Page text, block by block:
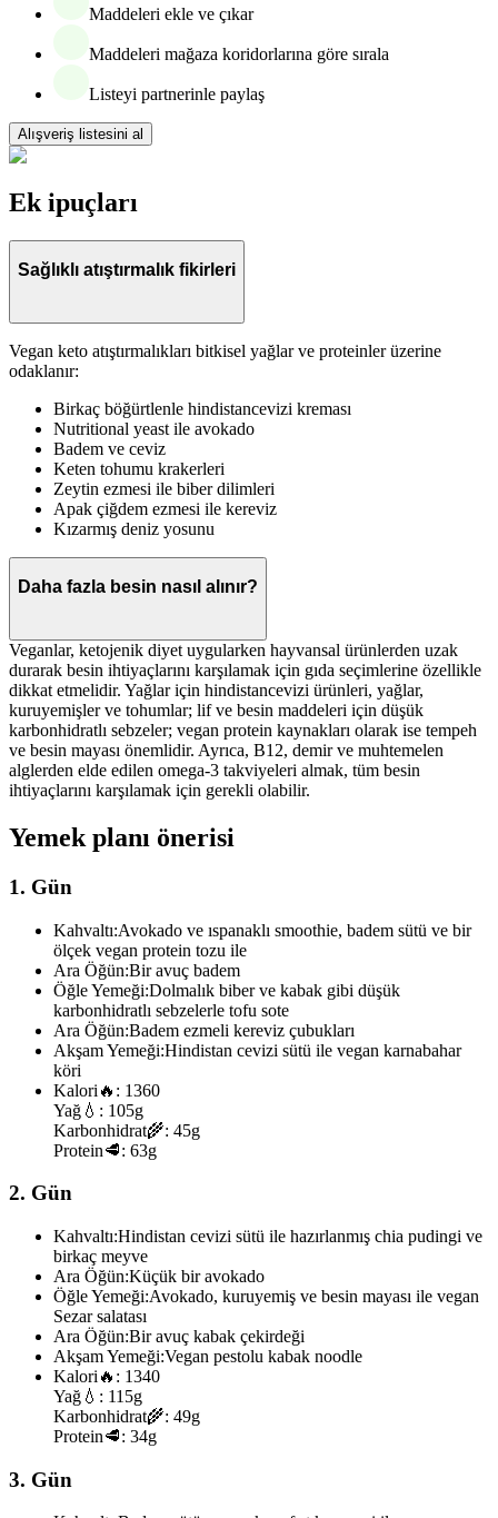
Maddeleri ekle ve çıkar
Maddeleri mağaza koridorlarına göre sırala
Listeyi partnerinle paylaş
Alışveriş listesini al
Ek ipuçları
Sağlıklı atıştırmalık fikirleri
Vegan keto atıştırmalıkları bitkisel yağlar ve proteinler üzerine
odaklanır:
Birkaç böğürtlenle hindistancevizi kreması
Nutritional yeast ile avokado
Badem ve ceviz
Keten tohumu krakerleri
Zeytin ezmesi ile biber dilimleri
Apak çiğdem ezmesi ile kereviz
Kızarmış deniz yosunu
Daha fazla besin nasıl alınır?
Veganlar, ketojenik diyet uygularken hayvansal ürünlerden uzak
durarak besin ihtiyaçlarını karşılamak için gıda seçimlerine özellikle
dikkat etmelidir. Yağlar için hindistancevizi ürünleri, yağlar,
kuruyemişler ve tohumlar; lif ve besin maddeleri için düşük
karbonhidratlı sebzeler; vegan protein kaynakları olarak ise tempeh
ve besin mayası önemlidir. Ayrıca, B12, demir ve muhtemelen
alglerden elde edilen omega-3 takviyeleri almak, tüm besin
ihtiyaçlarını karşılamak için gerekli olabilir.
Yemek planı önerisi
1. Gün
Kahvaltı:Avokado ve ıspanaklı smoothie, badem sütü ve bir
ölçek vegan protein tozu ile
Ara Öğün:Bir avuç badem
Öğle Yemeği:Dolmalık biber ve kabak gibi düşük
karbonhidratlı sebzelerle tofu sote
Ara Öğün:Badem ezmeli kereviz çubukları
Akşam Yemeği:Hindistan cevizi sütü ile vegan karnabahar
köri
Kalori 🔥: 1360
Yağ 💧: 105g
Karbonhidrat🌾: 45g
Protein🥩: 63g
2. Gün
Kahvaltı:Hindistan cevizi sütü ile hazırlanmış chia pudingi ve
birkaç meyve
Ara Öğün:Küçük bir avokado
Öğle Yemeği:Avokado, kuruyemiş ve besin mayası ile vegan
Sezar salatası
Ara Öğün:Bir avuç kabak çekirdeği
Akşam Yemeği:Vegan pestolu kabak noodle
Kalori 🔥: 1340
Yağ 💧: 115g
Karbonhidrat🌾: 49g
Protein🥩: 34g
3. Gün